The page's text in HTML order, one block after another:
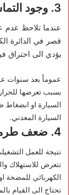
3. وجود التماس بأسلاك طرمبة البنزين
عندما تلاحظ عدم
قصر في الدائرة
يؤدي الى احتراق
عموماً بعد سنوات
بسبب تعرضها
السيارة او انضغاط
السيارة المعدني.
4. ضعف طرمبة البنزين
نتيجة للعمل
تتعرض للاستهلاك
الكهربائي للمضخة
تحتاج الى القيام